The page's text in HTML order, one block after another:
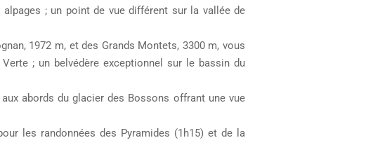
; un point de vue différent sur la vallée de
1972 m, et des Grands Montets, 3300 m, vous
; un belvédère exceptionnel sur le bassin du
abords du glacier des Bossons offrant une vue
les randonnées des Pyramides (1h15) et de la